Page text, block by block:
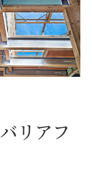
バリアフ